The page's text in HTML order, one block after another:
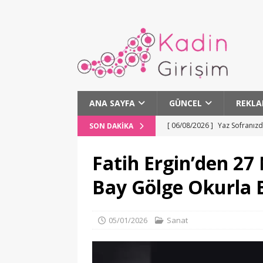
ANA SAYFA GÜNCEL
SON DAKIKA [ 06/08/2026 ] Yaz
[ 06/08/2026 ] Boğazın
[ 06/08/2026 ] Ekin Uzunlar
SANAT
Fatih Ergin’den 27
Bay Gölge Okurla
05/01/2026 Sanat